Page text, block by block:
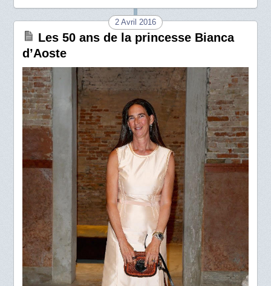
2 Avril 2016
Les 50 ans de la princesse Bianca
d’Aoste